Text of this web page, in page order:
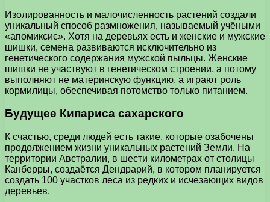
Изолированность и малочисленность растений создали
уникальный способ размножения, называемый учёными
«апомиксис». Хотя на деревьях есть и женские и мужские
шишки, семена развиваются исключительно из
генетического содержания мужской пыльцы. Женские
шишки не участвуют в генетическом строении, а потому
выполняют не материнскую функцию, а играют роль
кормилицы, обеспечивая потомство только питанием.
Будущее Кипариса сахарского
К счастью, среди людей есть такие, которые озабочены
продолжением жизни уникальных растений Земли. На
территории Австралии, в шести километрах от столицы
Канберры, создаётся Дендрарий, в котором планируется
создать 100 участков леса из редких и исчезающих видов
деревьев.